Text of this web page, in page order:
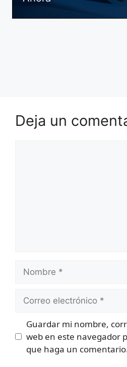
Deja un
electrónico
Guardar mi nombre,
web en este navegador
que haga un